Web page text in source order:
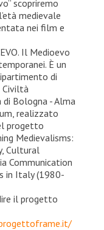
scopriremo
medievale
nei film e
Il Medioevo
È un
di
Civiltà
di Bologna - Alma
realizzato
progetto
Medievalisms:
Cultural
Communication
in Italy (1980-
il progetto